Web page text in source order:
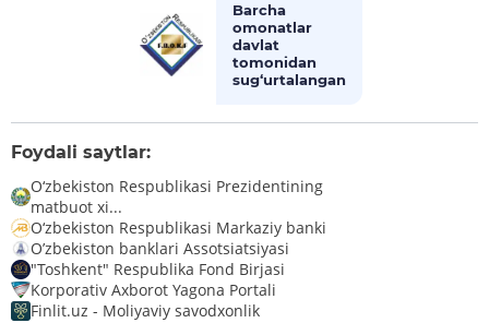
Barcha
omonatlar
davlat
tomonidan
sug‘urtalangan
Foydali saytlar:
O‘zbekiston Respublikasi Prezidentining
matbuot xi...
O‘zbekiston Respublikasi Markaziy banki
O’zbekiston banklari Assotsiatsiyasi
"Toshkent" Respublika Fond Birjasi
Korporativ Axborot Yagona Portali
Finlit.uz - Moliyaviy savodxonlik